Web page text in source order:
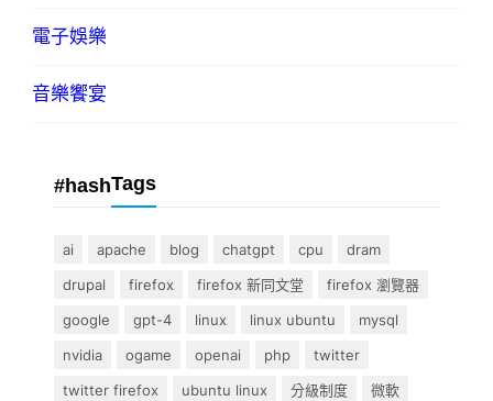
電子娛樂
音樂饗宴
#hashTags
ai apache blog chatgpt cpu
dram
drupal
firefox firefox 新同文堂
firefox 瀏覽器
google
gpt-4 linux linux ubuntu
mysql
nvidia
ogame openai php
twitter
twitter firefox
ubuntu linux 分級制度
微軟